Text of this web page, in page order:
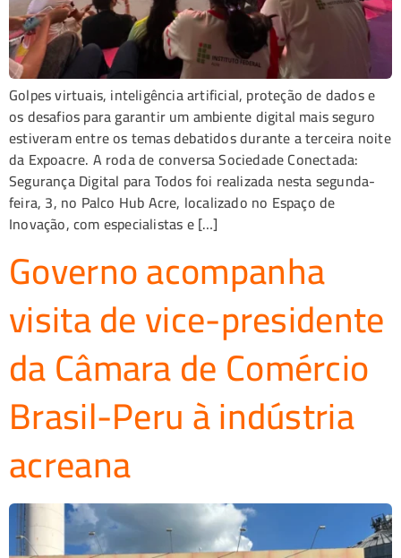
Golpes virtuais, inteligência artificial, proteção de dados e
os desafios para garantir um ambiente digital mais seguro
estiveram entre os temas debatidos durante a terceira noite
da Expoacre. A roda de conversa Sociedade Conectada:
Segurança Digital para Todos foi realizada nesta segunda-
feira, 3, no Palco Hub Acre, localizado no Espaço de
Inovação, com especialistas e […]
Governo acompanha
visita de vice-presidente
da Câmara de Comércio
Brasil-Peru à indústria
acreana